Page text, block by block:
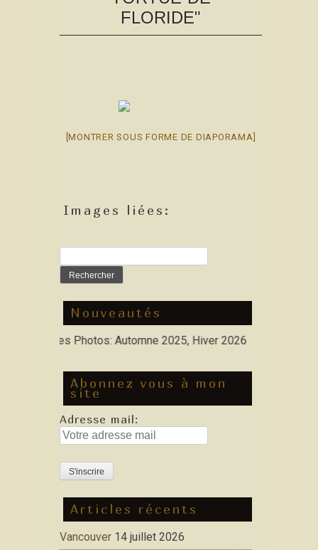
FLORIDE"
[MONTRER SOUS FORME DE DIAPORAMA]
Images liées:
Nouveautés
Photos: Automne 2025, Hiver 2026
Abonnez vous à mon
site
Adresse mail:
Articles récents
Vancouver 14 juillet 2026